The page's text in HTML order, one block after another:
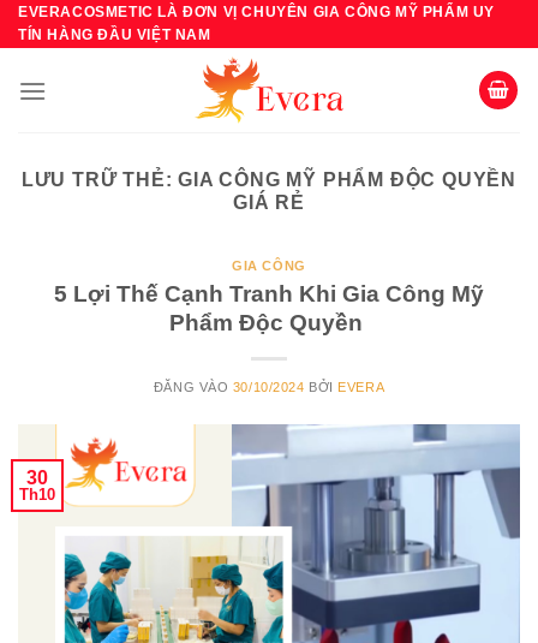
Bỏ
qua
dung
EVERACOSMETIC LÀ ĐƠN VỊ CHUYÊN GIA CÔNG MỸ PHẨM UY
TÍN HÀNG ĐẦU VIỆT NAM
LƯU TRỮ THẺ:GIA CÔNG MỸ PHẨM ĐỘC QUYỀN
GIÁ RẺ
GIA CÔNG
5 Lợi Thế Cạnh Tranh Khi Gia Công Mỹ
Phẩm Độc Quyền
ĐĂNG VÀO 30/10/2024 BỞI EVERA
30
Th10